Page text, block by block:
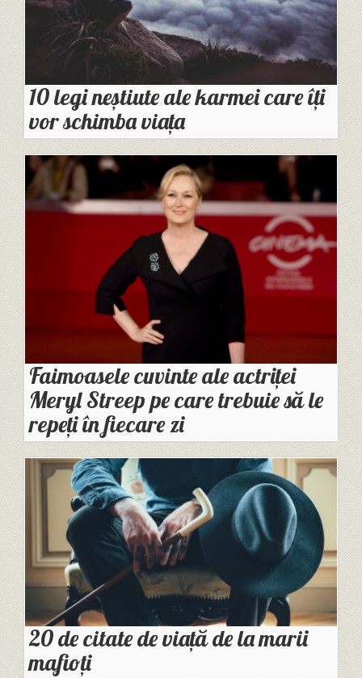
10 legi neștiute ale karmei care îți
vor schimba viața
Faimoasele cuvinte ale actriței
Meryl Streep pe care trebuie să le
repeți în fiecare zi
20 de citate de viață de la marii
mafioți